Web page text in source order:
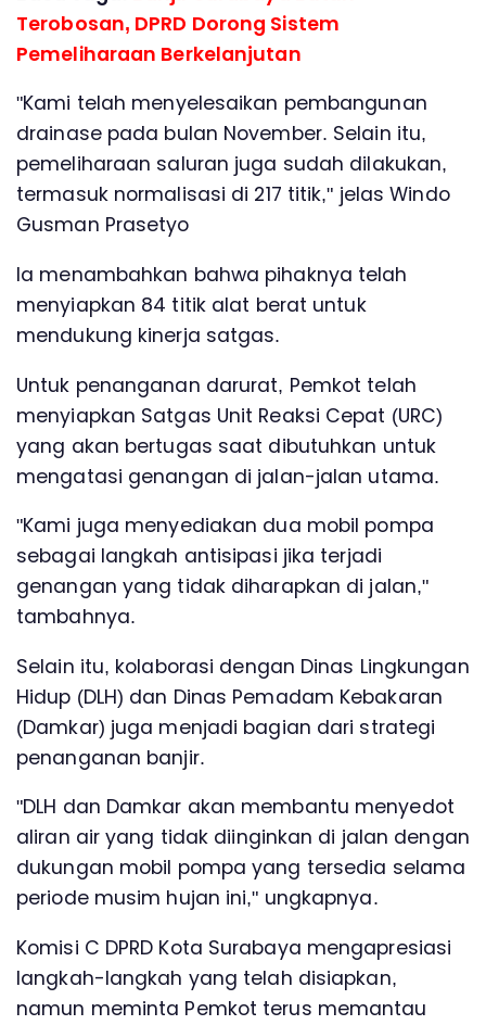
Terobosan, DPRD Dorong Sistem
Pemeliharaan Berkelanjutan
"Kami telah menyelesaikan pembangunan
drainase pada bulan November. Selain itu,
pemeliharaan saluran juga sudah dilakukan,
termasuk normalisasi di 217 titik," jelas Windo
Gusman Prasetyo
Ia menambahkan bahwa pihaknya telah
menyiapkan 84 titik alat berat untuk
mendukung kinerja satgas.
Untuk penanganan darurat, Pemkot telah
menyiapkan Satgas Unit Reaksi Cepat (URC)
yang akan bertugas saat dibutuhkan untuk
mengatasi genangan di jalan-jalan utama.
"Kami juga menyediakan dua mobil pompa
sebagai langkah antisipasi jika terjadi
genangan yang tidak diharapkan di jalan,"
tambahnya.
Selain itu, kolaborasi dengan Dinas Lingkungan
Hidup (DLH) dan Dinas Pemadam Kebakaran
(Damkar) juga menjadi bagian dari strategi
penanganan banjir.
"DLH dan Damkar akan membantu menyedot
aliran air yang tidak diinginkan di jalan dengan
dukungan mobil pompa yang tersedia selama
periode musim hujan ini," ungkapnya.
Komisi C DPRD Kota Surabaya mengapresiasi
langkah-langkah yang telah disiapkan,
namun meminta Pemkot terus memantau